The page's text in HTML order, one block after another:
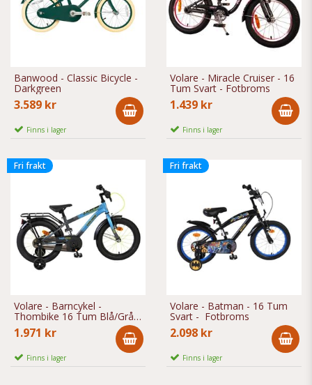
Banwood - Classic Bicycle -
Darkgreen
3.589 kr
Finns i lager
Volare - Miracle Cruiser - 16
Tum Svart - Fotbroms
1.439 kr
Finns i lager
Fri frakt
Volare - Barncykel -
Thombike 16 Tum Blå/Grå -
Fotbroms
1.971 kr
Finns i lager
Fri frakt
Volare - Batman - 16 Tum
Svart - Fotbroms
2.098 kr
Finns i lager